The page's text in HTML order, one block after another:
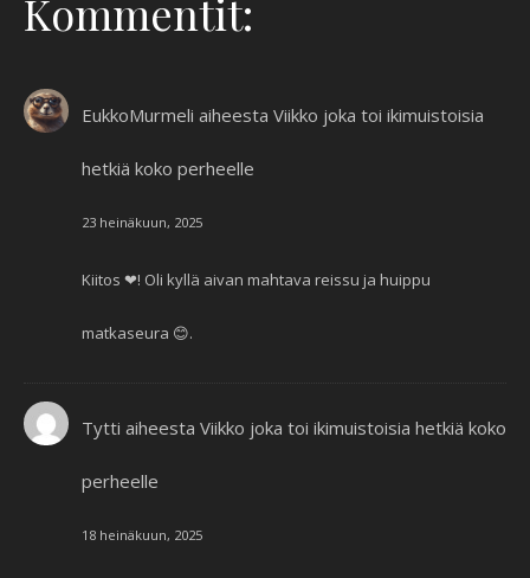
Kommentit:
EukkoMurmeli aiheesta Viikko joka toi ikimuistoisia
hetkiä koko perheelle
23 heinäkuun, 2025
Kiitos ❤! Oli kyllä aivan mahtava reissu ja huippu
matkaseura 😊.
Tytti aiheesta Viikko joka toi ikimuistoisia hetkiä koko
perheelle
18 heinäkuun, 2025